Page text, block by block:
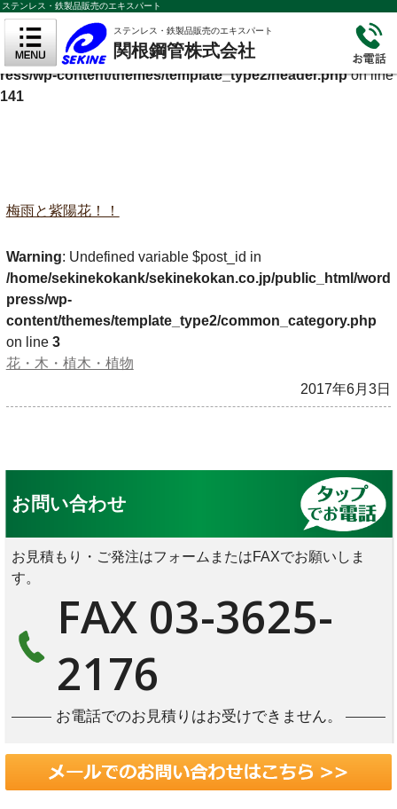
Warning
: Undefined variable $cf_description in
/home/sekinekokank/sekinekokan.co.jp/public_html/wordp
ress/wp-content/themes/template_type2/header.phpon line
141
ステンレス・鉄製品販売のエキスパート
ステンレス・鉄製品販売のエキスパート
関根鋼管株式会社
梅雨と紫陽花！！
Warning: Undefined variable $post_id in
/home/sekinekokank/sekinekokan.co.jp/public_html/word
press/wp-
content/themes/template_type2/common_category.php
on line 3
花・木・植木・植物
2017年6月3日
お問い合わせ
お見積もり・ご発注はフォームまたはFAXでお願いしま
す。
FAX 03-3625-
2176
お電話でのお見積りはお受けできません。